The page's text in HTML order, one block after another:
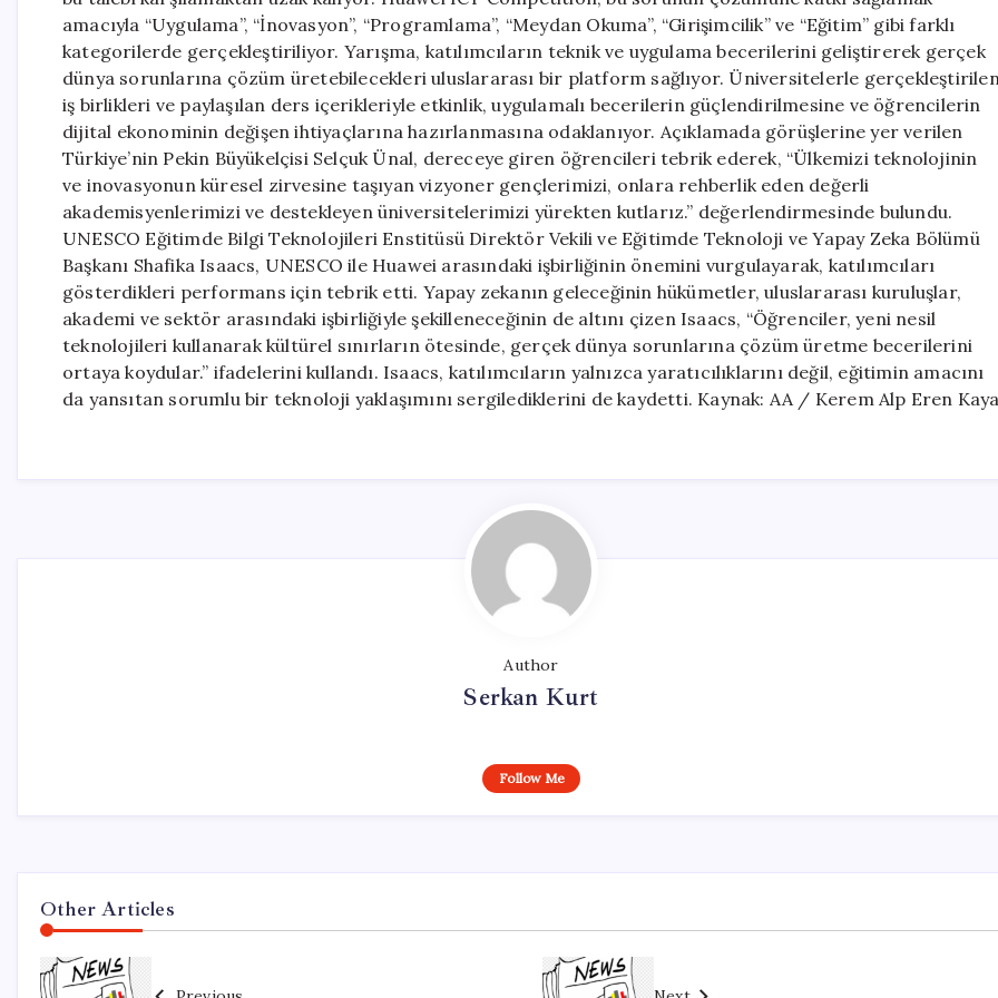
amacıyla “Uygulama”, “İnovasyon”, “Programlama”, “Meydan Okuma”, “Girişimcilik” ve “Eğitim” gibi farklı
kategorilerde gerçekleştiriliyor. Yarışma, katılımcıların teknik ve uygulama becerilerini geliştirerek gerçek
dünya sorunlarına çözüm üretebilecekleri uluslararası bir platform sağlıyor. Üniversitelerle
iş birlikleri ve paylaşılan ders içerikleriyle etkinlik, uygulamalı becerilerin güçlendirilmesine ve öğrencilerin
dijital ekonominin değişen ihtiyaçlarına hazırlanmasına odaklanıyor. Açıklamada görüşlerine yer verilen
Türkiye’nin Pekin Büyükelçisi Selçuk Ünal, dereceye giren öğrencileri tebrik ederek, “Ülkemizi teknolojinin
ve inovasyonun küresel zirvesine taşıyan vizyoner gençlerimizi, onlara rehberlik eden değerli
akademisyenlerimizi ve destekleyen üniversitelerimizi yürekten kutlarız.” değerlendirmesinde bulundu.
UNESCO Eğitimde Bilgi Teknolojileri Enstitüsü Direktör Vekili ve Eğitimde Teknoloji ve Yapay Zeka Bölümü
Başkanı Shafika Isaacs, UNESCO ile Huawei arasındaki işbirliğinin önemini vurgulayarak, katılımcıları
gösterdikleri performans için tebrik etti. Yapay zekanın geleceğinin hükümetler, uluslararası kuruluşlar,
akademi ve sektör arasındaki işbirliğiyle şekilleneceğinin de altını çizen Isaacs, “Öğrenciler, yeni nesil
teknolojileri kullanarak kültürel sınırların ötesinde, gerçek dünya sorunlarına çözüm üretme becerilerini
ortaya koydular.” ifadelerini kullandı. Isaacs, katılımcıların yalnızca yaratıcılıklarını değil, eğitimin amacını
da yansıtan sorumlu bir teknoloji yaklaşımını sergilediklerini de kaydetti. Kaynak: AA / Kerem Alp Eren
Author
Serkan Kurt
Follow Me
Other Articles